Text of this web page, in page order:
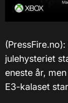
julehysteriet
eneste år,
E3-kalaset